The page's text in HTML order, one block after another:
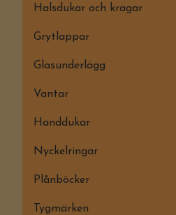
Halsdukar och kragar
Grytlappar
Glasunderlägg
Vantar
Handdukar
Nyckelringar
Plånböcker
Tygmärken